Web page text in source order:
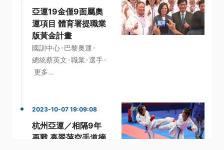
亞運19金僅9面屬奧
運項目 體育署提職業
版黃金計畫
國訓中心· 巴黎奧運 ·
總統蔡英文 ·職業 ·選手·
更多...
2023-10-07 19:09:08
杭州亞運／相隔9年
再戰 辜翠萍空手道摘